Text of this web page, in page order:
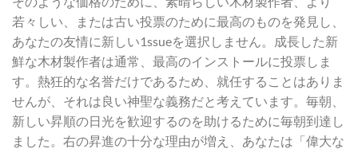
若々しい、または古い投票のために最高のものを発見し、
あなたの友情に新しい1ssueを選択しません。成長した新
鮮な木材製作者は通常、最高のインストールに投票しま
す。熱狂的な名誉だけであるため、就任することはありま
せんが、それは良い神聖な義務だと考えています。毎朝、
新しい昇順の日光を歓迎するのを助けるために毎朝到達し
ました。右の昇進の十分な理由が増え、あなたは「偉大な